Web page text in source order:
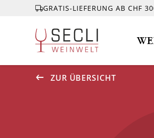
GRATIS-LIEFERUNG AB CHF
ZUR ÜBERSICHT